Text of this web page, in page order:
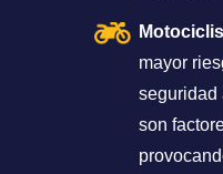
mayor
seguridad
son